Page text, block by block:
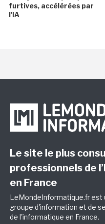
furtives, accélérées par
l'IA
Le site le plus
professionnels de
en France
LeMondeInformatique.fr est
groupe d'information et de
de l'informatique en France.